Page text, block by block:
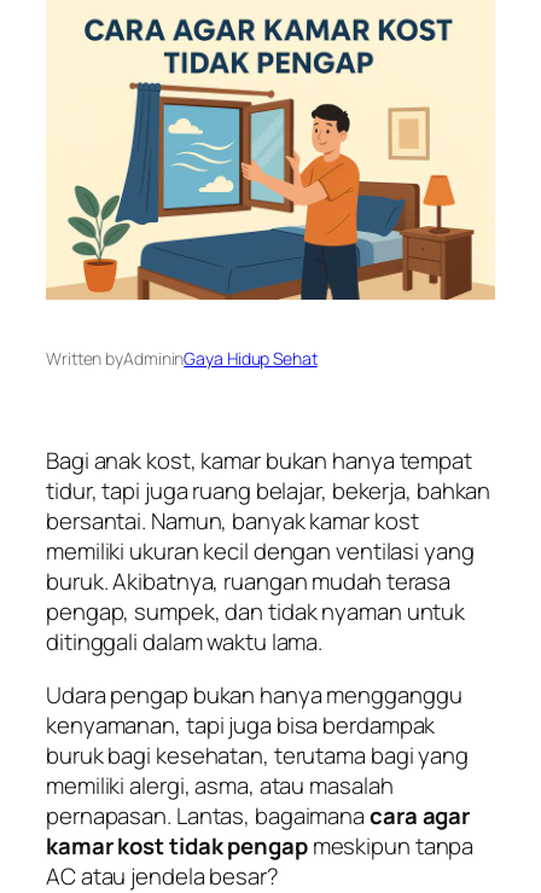
Written byAdmininGaya Hidup Sehat
Bagi anak kost, kamar bukan hanya tempat
tidur, tapi juga ruang belajar, bekerja, bahkan
bersantai. Namun, banyak kamar kost
memiliki ukuran kecil dengan ventilasi yang
buruk. Akibatnya, ruangan mudah terasa
pengap, sumpek, dan tidak nyaman untuk
ditinggali dalam waktu lama.
Udara pengap bukan hanya mengganggu
kenyamanan, tapi juga bisa berdampak
buruk bagi kesehatan, terutama bagi yang
memiliki alergi, asma, atau masalah
pernapasan. Lantas, bagaimanacara agar
kamar kost tidak pengapmeskipun tanpa
AC atau jendela besar?